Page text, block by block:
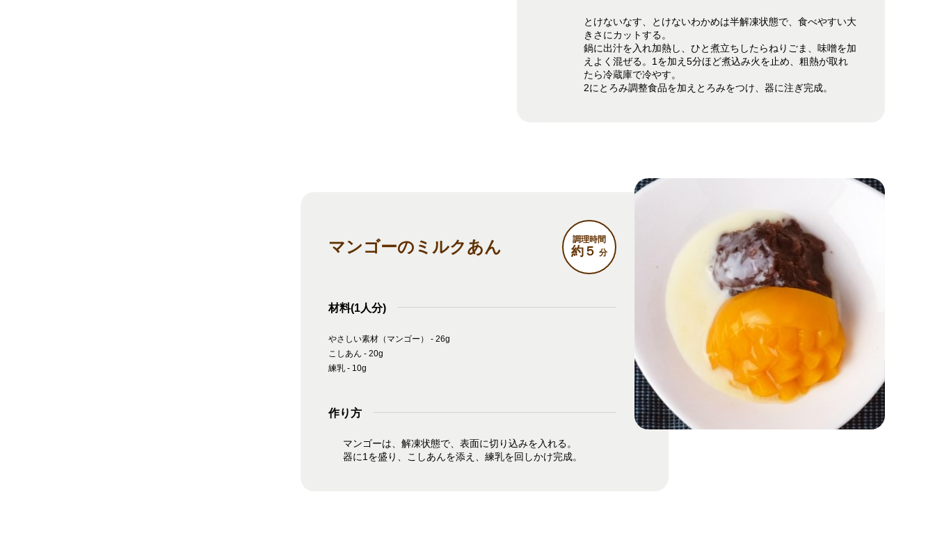
とけないなす、とけないわかめは半解凍状態で、食べやすい大
きさにカットする。
鍋に出汁を入れ加熱し、ひと煮立ちしたらねりごま、味噌を加
えよく混ぜる。1を加え5分ほど煮込み火を止め、粗熱が取れ
たら冷蔵庫で冷やす。
2にとろみ調整食品を加えとろみをつけ、器に注ぎ完成。
マンゴーのミルクあん 調理時間
約５ 分
材料(1人分)
やさしい素材（マンゴー） - 26g
こしあん - 20g
練乳 - 10g
作り方
マンゴーは、解凍状態で、表面に切り込みを入れる。
器に1を盛り、こしあんを添え、練乳を回しかけ完成。